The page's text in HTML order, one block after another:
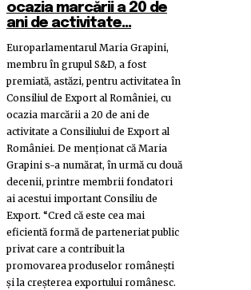
ocazia marcării a 20 de
ani de activitate...
Europarlamentarul Maria Grapini,
membru în grupul S&D, a fost
premiată, astăzi, pentru activitatea în
Consiliul de Export al României, cu
ocazia marcării a 20 de ani de
activitate a Consiliului de Export al
României. De menționat că Maria
Grapini s-a numărat, în urmă cu două
decenii, printre membrii fondatori
ai acestui important Consiliu de
Export. “Cred că este cea mai
eficientă formă de parteneriat public
privat care a contribuit la
promovarea produselor românești
și la creșterea exportului românesc.